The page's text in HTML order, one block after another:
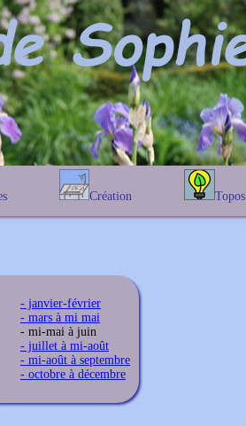
Création
Prairies fleuries
Topos
Les chênes
- janvier-février
- mars à mi mai
- mi-mai à juin
- juillet à mi-août
- mi-août à septembre
- octobre à décembre